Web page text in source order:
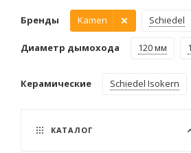
Бренды Kamen Schiedel
Диаметр дымохода 120 мм
Керамические Schiedel Isokern
КАТАЛОГ